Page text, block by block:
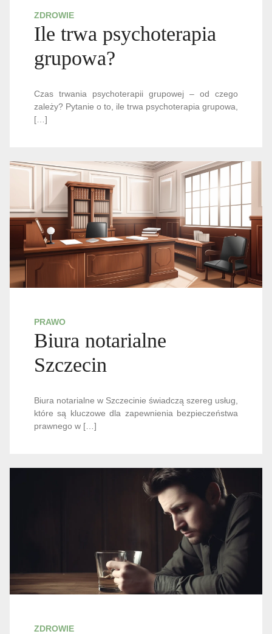
ZDROWIE
Ile trwa psychoterapia
grupowa?
Czas trwania psychoterapii grupowej – od czego
zależy? Pytanie o to, ile trwa psychoterapia grupowa,
[…]
PRAWO
Biura notarialne
Szczecin
Biura notarialne w Szczecinie świadczą szereg usług,
które są kluczowe dla zapewnienia bezpieczeństwa
prawnego w […]
ZDROWIE